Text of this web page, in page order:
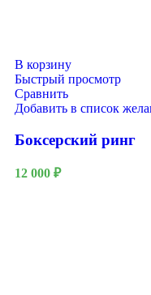
В корзину
Быстрый просмотр
Сравнить
Добавить в список
Боксерский ринг
12 000 ₽